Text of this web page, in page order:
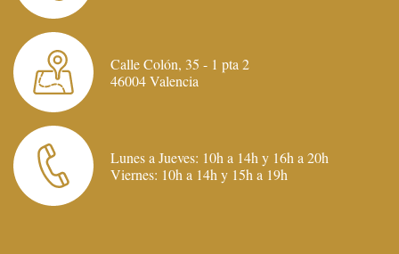
Calle Colón, 35 - 1 pta 2
46004 Valencia
Lunes a Jueves: 10h a 14h y 16h a 20h
Viernes: 10h a 14h y 15h a 19h